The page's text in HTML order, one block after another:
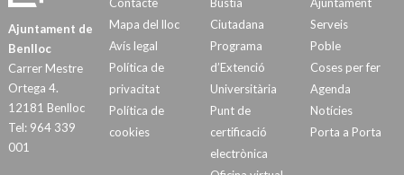
Ajuntament de
Benlloc
Carrer Mestre
Ortega 4.
12181 Benlloc
Tel: 964 339
001
Mapa del lloc
Avís legal
Política de
privacitat
Política de
cookies
Ciutadana
Programa
d’Extenció
Universitària
Punt de
certificació
electrònica
Serveis
Poble
Coses per fer
Agenda
Notícies
Porta a Porta